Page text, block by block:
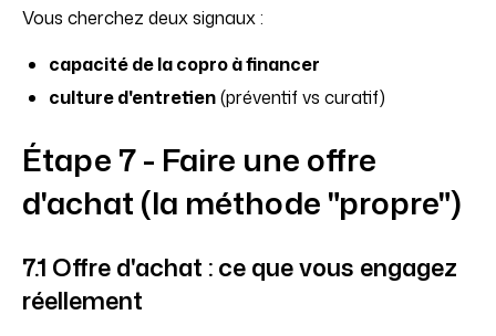
Vous cherchez deux signaux :
capacité de la copro à financer
culture d'entretien(préventif vs curatif)
Étape 7 - Faire une offre
d'achat (la méthode "propre")
7.1 Offre d'achat : ce que vous engagez
réellement